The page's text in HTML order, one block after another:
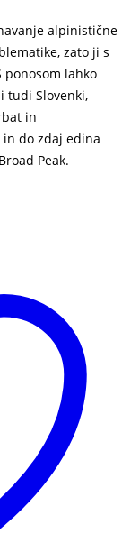
alpinistične
zato ji s
ponosom lahko
tudi Slovenki,
in
do zdaj edina
Peak.